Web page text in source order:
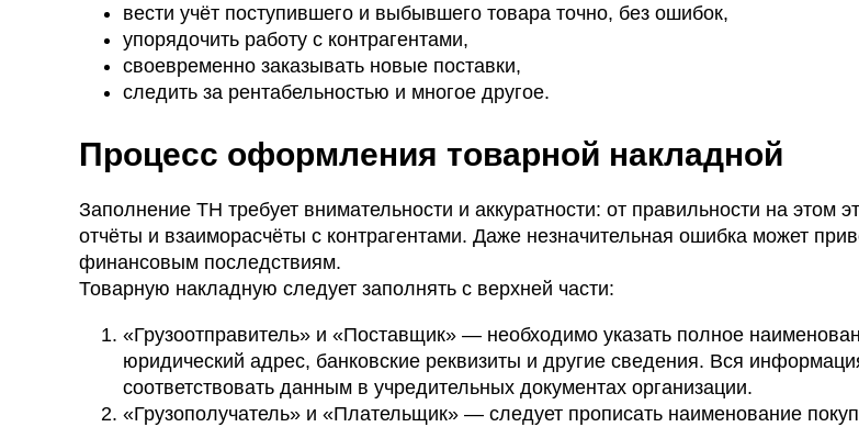
вести учёт поступившего и выбывшего товара точно, без ошибок,
упорядочить работу с контрагентами,
своевременно заказывать новые поставки,
следить за рентабельностью и многое другое.
Процесс оформления товарной накладной
Заполнение ТН требует внимательности и аккуратности: от правильности на этом
отчёты и взаиморасчёты с контрагентами. Даже незначительная ошибка может
финансовым последствиям.
Товарную накладную следует заполнять с верхней части:
«Грузоотправитель» и «Поставщик» — необходимо указать полное
юридический адрес, банковские реквизиты и другие сведения. Вся
соответствовать данным в учредительных документах организации.
«Грузополучатель» и «Плательщик» — следует прописать наименование